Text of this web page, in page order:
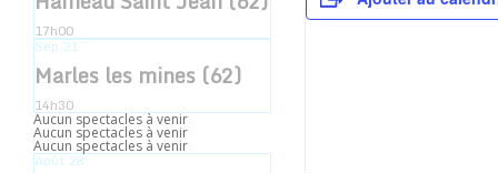
17h00
Sep21
Marles les mines (62)
14h30
Aucun spectacles à venir
Aucun spectacles à venir
Aucun spectacles à venir
Août28